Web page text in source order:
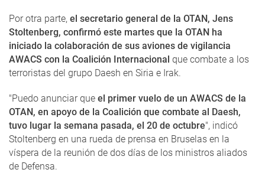
Por otra parte, el secretario general de la OTAN, Jens
Stoltenberg, confirmó este martes que la OTAN ha
iniciado la colaboración de sus aviones de vigilancia
AWACS con la Coalición Internacional que combate a los
terroristas del grupo Daesh en Siria e Irak.
"Puedo anunciar que el primer vuelo de un AWACS de la
OTAN, en apoyo de la Coalición que combate al Daesh,
tuvo lugar la semana pasada, el 20 de octubre", indicó
Stoltenberg en una rueda de prensa en Bruselas en la
víspera de la reunión de dos días de los ministros aliados
de Defensa.